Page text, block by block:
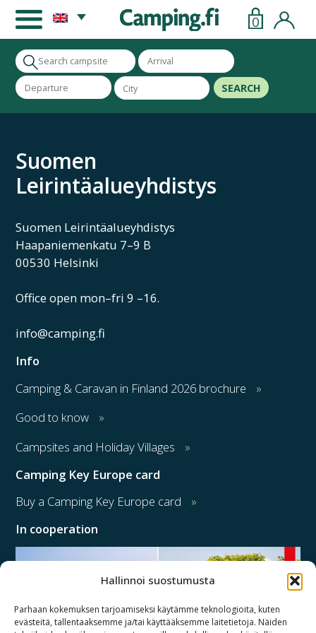
Hallinnoi suostumusta
Parhaan kokemuksen tarjoamiseksi käytämme teknologioita, kuten
evästeitä, tallentaaksemme ja/tai käyttääksemme laitetietoja. Näiden
0
SEARCH
Suomen
Leirintäalueyhdistys
Suomen Leirintäalueyhdistys
Haapaniemenkatu 7–9 B
00530 Helsinki
Office open mon–fri 9 –16.
info@camping.fi
Info
Camping & Caravan in Finland 2026 brochure
Good to know
Campsites and Holiday Villages
Camping Key Europe card
Buy a Camping Key Europe card
In cooperation